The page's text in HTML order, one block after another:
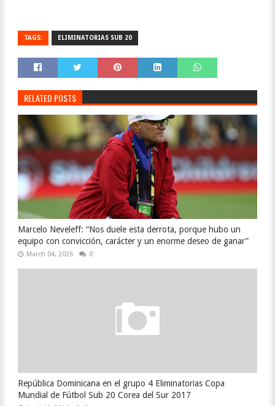
TAGS: ELIMINATORIAS SUB 20
RELATED POSTS
Marcelo Neveleff: “Nos duele esta derrota, porque hubo un
equipo con convicción, carácter y un enorme deseo de ganar”
March 04, 2026 0
República Dominicana en el grupo 4 Eliminatorias Copa
Mundial de Fútbol Sub 20 Corea del Sur 2017